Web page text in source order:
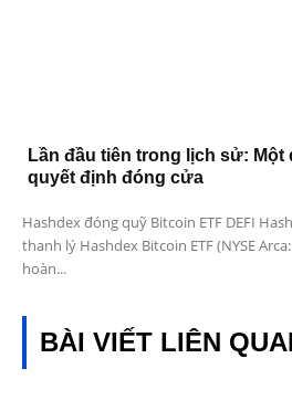
Lần đầu tiên trong lịch sử: Một
quyết định đóng cửa
Hashdex đóng quỹ Bitcoin ETF DEFI
thanh lý Hashdex Bitcoin ETF (NYSE
hoàn...
BÀI VIẾT LIÊN